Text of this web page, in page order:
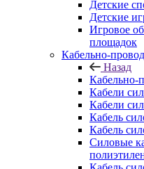
Детские
Детские
Игровое
площадок
Кабельно-
Назад
Кабельно-
Кабели
Кабели
Кабель
Кабель
Силовые